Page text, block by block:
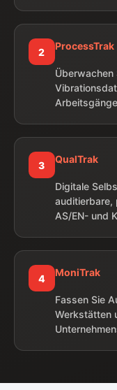
2 ProcessTrak
Überwachen
3 QualTrak
Digitale
auditierbare,
AS/EN- und
4 MoniTrak
Fassen Sie
Werkstätten